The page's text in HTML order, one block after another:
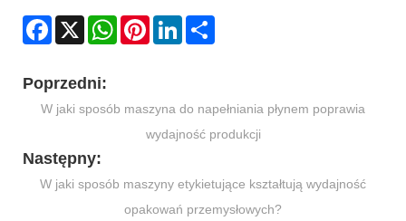
Facebook
X WhatsAppPinterestLinkedIn
Poprzedni:
W jaki sposób maszyna do napełniania płynem poprawia
wydajność produkcji
Następny:
W jaki sposób maszyny etykietujące kształtują wydajność
opakowań przemysłowych?